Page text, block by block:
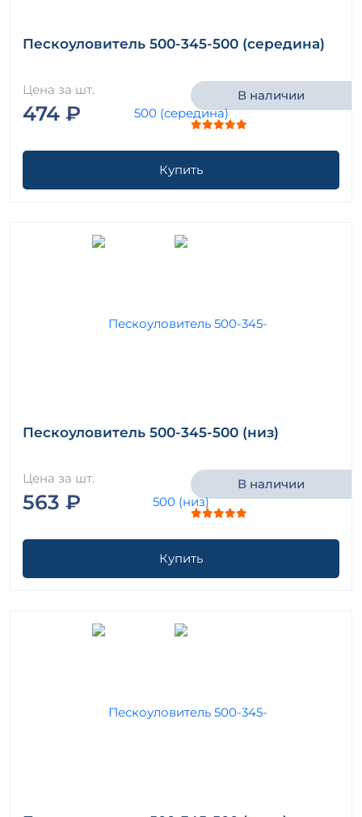
Пескоуловитель 500-345-500 (середина)
Цена за шт.
474 ₽
В наличии
Купить
Пескоуловитель 500-345-500 (низ)
Цена за шт.
563 ₽
В наличии
Купить